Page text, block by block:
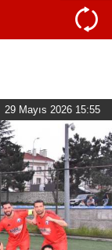
29 Mayıs 2026 15:55